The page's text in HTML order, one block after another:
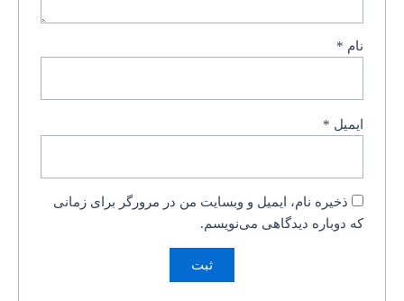
نام *
ایمیل *
ذخیره نام، ایمیل و وبسایت من در مرورگر برای زمانی
که دوباره دیدگاهی می‌نویسم.